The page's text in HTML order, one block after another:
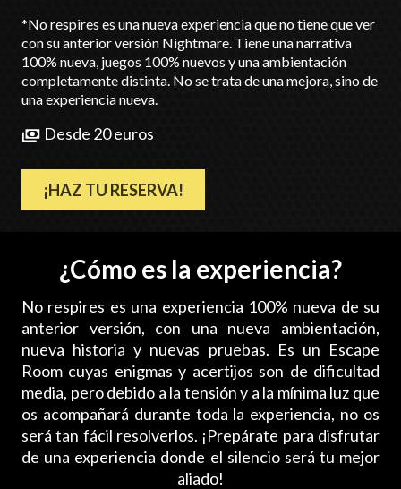
*No respires es una nueva experiencia que no tiene que ver
con su anterior versión Nightmare. Tiene una narrativa
100% nueva, juegos 100% nuevos y una ambientación
completamente distinta. No se trata de una mejora, sino de
una experiencia nueva.
Desde 20 euros
¡HAZ TU RESERVA!
¿Cómo es la experiencia?
No respires es una experiencia 100% nueva de su
anterior versión, con una nueva ambientación,
nueva historia y nuevas pruebas. Es un Escape
Room cuyas enigmas y acertijos son de dificultad
media, pero debido a la tensión y a la mínima luz que
os acompañará durante toda la experiencia, no os
será tan fácil resolverlos. ¡Prepárate para disfrutar
de una experiencia donde el silencio será tu mejor
aliado!